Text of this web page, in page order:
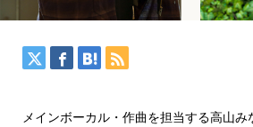
メインボーカル・作曲を担当する高山